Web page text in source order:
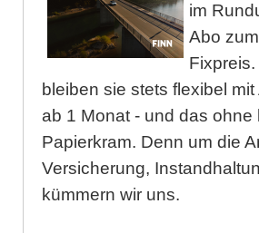
im
Abo
bleiben sie stets flexibel
ab 1 Monat - und das ohne
Papierkram. Denn um die
Versicherung,
kümmern wir uns.